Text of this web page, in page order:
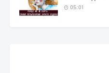
05:01